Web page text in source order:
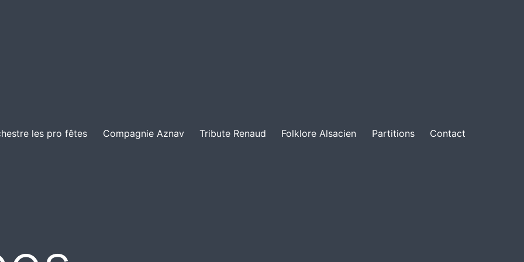
les pro fêtes Compagnie Aznav Tribute Renaud Folklore Alsacien Partitions Contact